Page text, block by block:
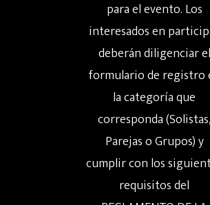
para el evento. Los
interesados en
deberán diligenciar el
formulario de registro
la categoría que
corresponda (Solistas,
Parejas o Grupos) y
cumplir con los
requisitos del